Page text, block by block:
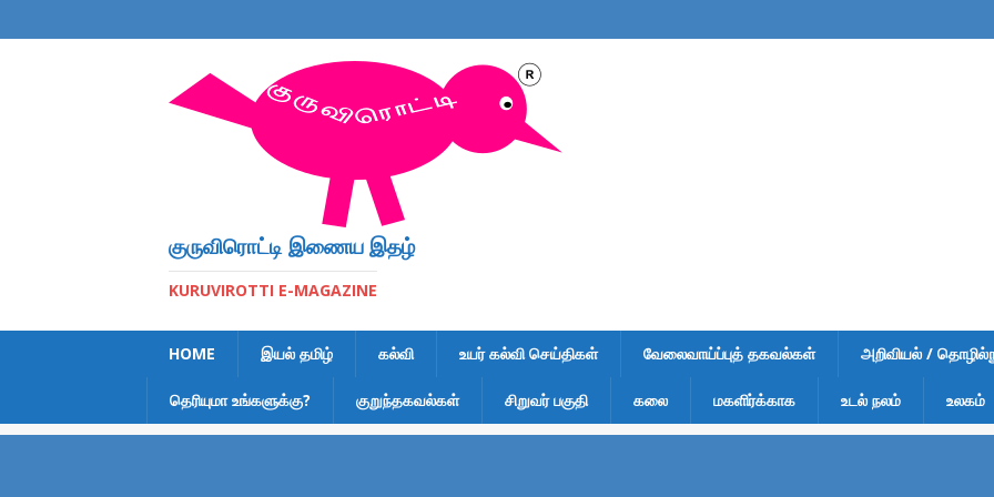
குருவிரொட்டி இணைய இதழ்
KURUVIROTTI E-MAGAZINE
HOME இயல் தமிழ் கல்வி உயர் கல்வி செய்திகள் வேலைவாய்ப்புத் தகவல்கள் அறிவியல் /
தெரியுமா உங்களுக்கு? குறுந்தகவல்கள் சிறுவர் பகுதி கலை மகளிர்க்காக உடல் நலம் உலகம்